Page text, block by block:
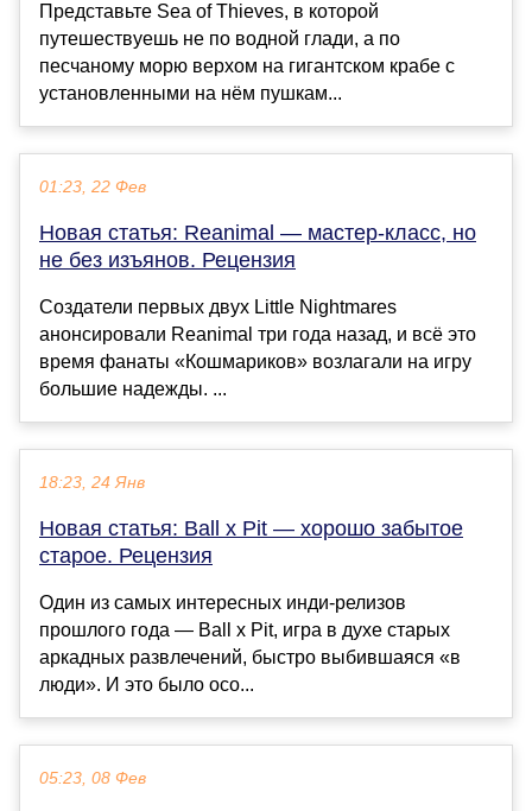
Представьте Sea of Thieves, в которой
путешествуешь не по водной глади, а по
песчаному морю верхом на гигантском крабе с
установленными на нём пушкам...
01:23, 22 Фев
Новая статья: Reanimal — мастер-класс, но
не без изъянов. Рецензия
Создатели первых двух Little Nightmares
анонсировали Reanimal три года назад, и всё это
время фанаты «Кошмариков» возлагали на игру
большие надежды. ...
18:23, 24 Янв
Новая статья: Ball x Pit — хорошо забытое
старое. Рецензия
Один из самых интересных инди-релизов
прошлого года — Ball x Pit, игра в духе старых
аркадных развлечений, быстро выбившаяся «в
люди». И это было осо...
05:23, 08 Фев